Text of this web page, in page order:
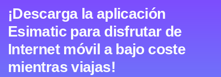
¡Descarga la aplicación
Esimatic para disfrutar de
Internet móvil a bajo coste
mientras viajas!